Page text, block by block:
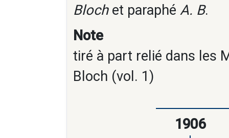
Blochet paraphé A. B.
Note
tiré à part relié dans les
Bloch (vol. 1)
1906